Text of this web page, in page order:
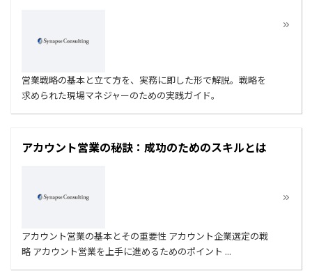
営業戦略の基本と立て方を、実務に即した形で解説。戦略を
求められた現場マネジャーのための実践ガイド。
アカウント営業の秘訣：成功のためのスキルとは
アカウント営業の基本とその重要性 アカウント企業選定の戦
略 アカウント営業を上手に進めるためのポイント ...